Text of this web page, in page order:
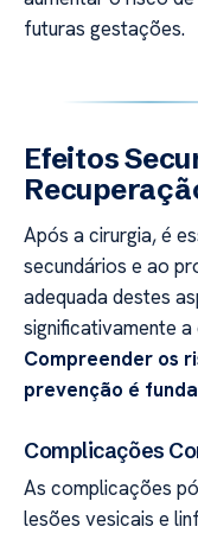
futuras gestações.
Efeitos
Após a cirurgia, é
secundários e ao
adequada destes
significativamente
Compreender os
prevenção é
Complicações
As complicações
lesões vesicais e